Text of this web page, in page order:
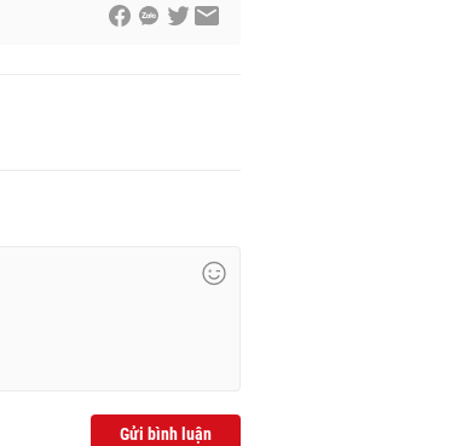
Gửi bình luận